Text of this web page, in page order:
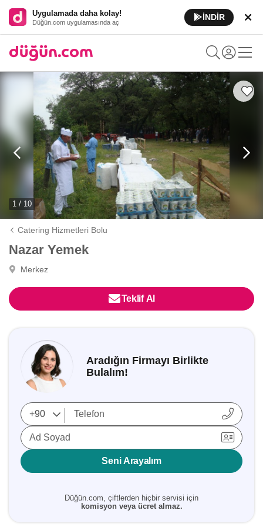
Uygulamada daha kolay!
Düğün.com uygulamasında aç
İNDİR
1 / 10
Catering Hizmetleri Bolu
Nazar Yemek
Merkez
Teklif Al
Aradığın Firmayı Birlikte
Bulalım!
Ad Soyad
Seni Arayalım
Düğün.com, çiftlerden hiçbir servisi için
komisyon veya ücret almaz.